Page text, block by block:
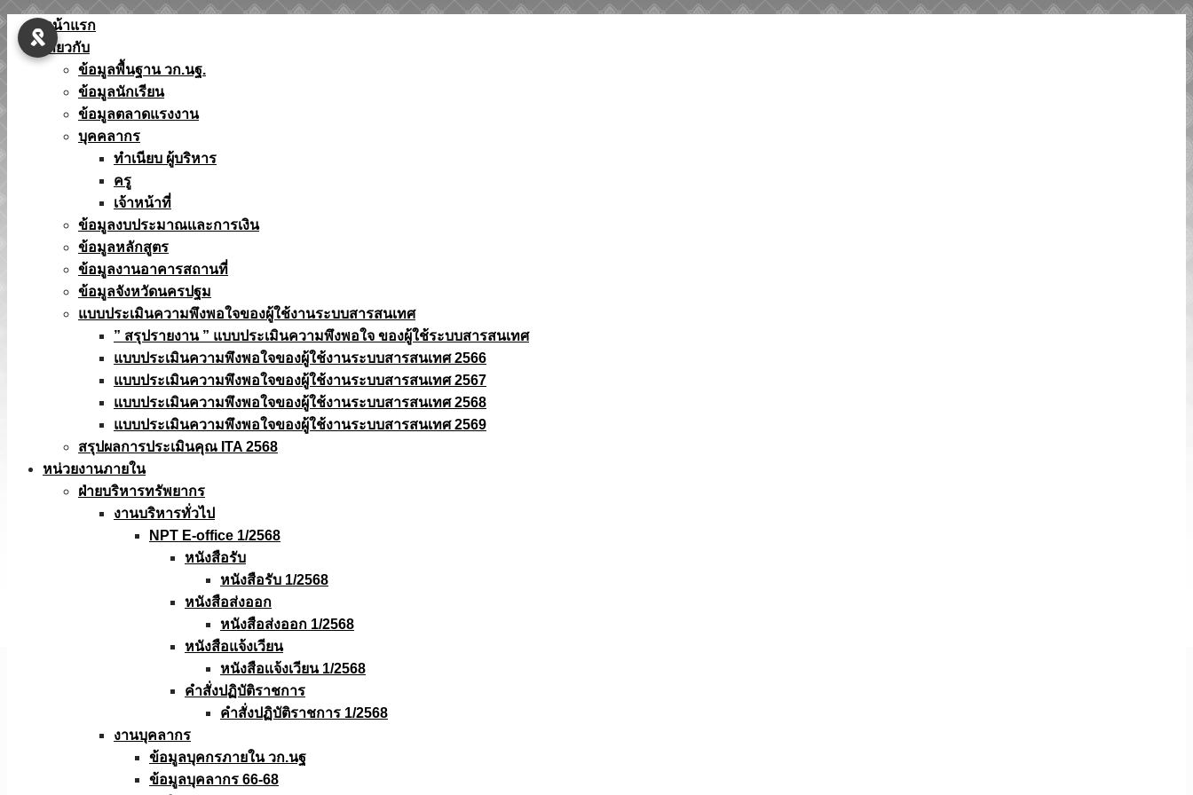
Skip
หน้าแรก
เกี่ยวกับ
ข้อมูลพื้นฐาน วก.นฐ.
ข้อมูลนักเรียน
ข้อมูลตลาดแรงงาน
บุคคลากร
ทำเนียบ ผู้บริหาร
ครู
เจ้าหน้าที่
ข้อมูลงบประมาณเเละการเงิน
ข้อมูลหลักสูตร
ข้อมูลงานอาคารสถานที่
ข้อมูลจังหวัดนครปฐม
แบบประเมินความพึงพอใจของผู้ใช้งานระบบสารสนเทศ
” สรุปรายงาน ” แบบประเมินความพึงพอใจ ของผู้ใช้ระบบสารสนเทศ
แบบประเมินความพึงพอใจของผู้ใช้งานระบบสารสนเทศ 2566
แบบประเมินความพึงพอใจของผู้ใช้งานระบบสารสนเทศ 2567
แบบประเมินความพึงพอใจของผู้ใช้งานระบบสารสนเทศ 2568
แบบประเมินความพึงพอใจของผู้ใช้งานระบบสารสนเทศ 2569
สรุปผลการประเมินคุณ ITA 2568
หน่วยงานภายใน
ฝ่ายบริหารทรัพยากร
งานบริหารทั่วไป
NPT E-office 1/2568
หนังสือรับ
หนังสือรับ 1/2568
หนังสือส่งออก
หนังสือส่งออก 1/2568
หนังสือแจ้งเวียน
หนังสือเเจ้งเวียน 1/2568
คำสั่งปฏิบัติราชการ
คำสั่งปฏิบัติราชการ 1/2568
งานบุคลากร
ข้อมูลบุคกรภายใน วก.นฐ
ข้อมูลบุคลากร 66-68